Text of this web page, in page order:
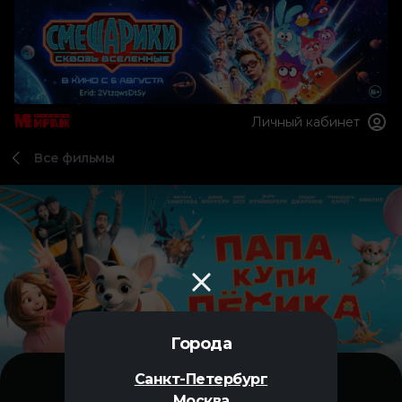
Города
Санкт-Петербург
Личный кабинет
Все фильмы